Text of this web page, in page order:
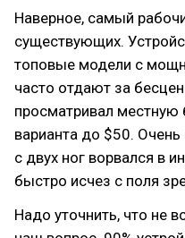
Наверное, самый
существующих.
топовые модели с
часто отдают за
просматривал местную
варианта до $50.
с двух ног ворвался в
быстро исчез с поля
Надо уточнить, что не